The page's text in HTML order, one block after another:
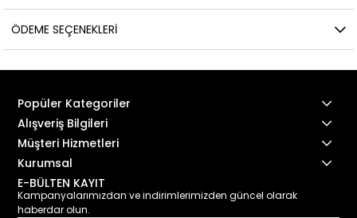
ÖDEME SEÇENEKLERI
Popüler Kategoriler
Alışveriş Bilgileri
Müşteri Hizmetleri
Kurumsal
E-BÜLTEN KAYIT
Kampanyalarımızdan ve indirimlerimizden güncel olarak
haberdar olun.